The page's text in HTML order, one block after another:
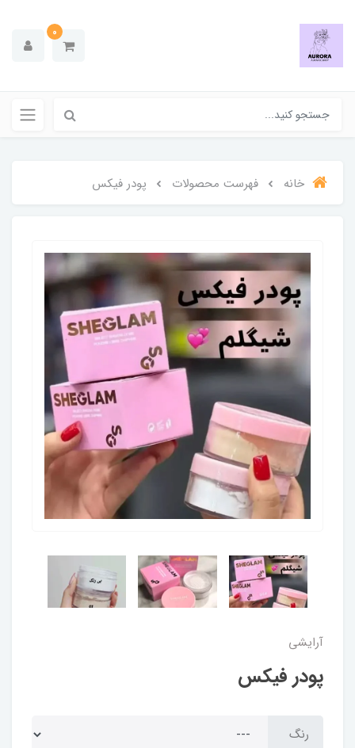
0
خانه فهرست محصولات پودر فیکس
آرایشی
پودر فیکس
رنگ